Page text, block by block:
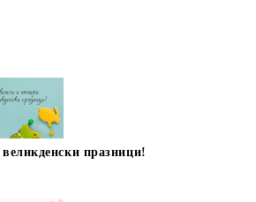
празници!